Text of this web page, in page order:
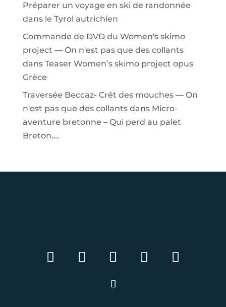
Préparer un voyage en ski de randonnée
dans le Tyrol autrichien
Commande de DVD du Women's skimo
project — On n'est pas que des collants
dans Teaser Women’s skimo project opus
Grèce
Traversée Beccaz- Crêt des mouches — On
n'est pas que des collantsdans Micro-
aventure bretonne – Qui perd au palet
Breton….